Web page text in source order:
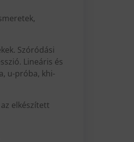
Szóródási
Lineáris és
u-próba, khi-
elkészített